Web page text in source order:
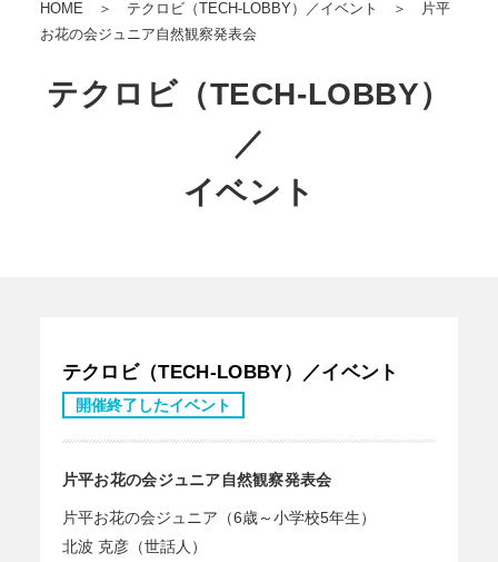
HOME ＞ テクロビ（TECH-LOBBY）／イベント ＞
片平
お花の会ジュニア自然観察発表会
テクロビ（TECH-LOBBY）
／
イベント
テクロビ（TECH-LOBBY）／イベント
開催終了したイベント
片平お花の会ジュニア自然観察発表会
片平お花の会ジュニア（6歳～小学校5年生）
北波 克彦（世話人）